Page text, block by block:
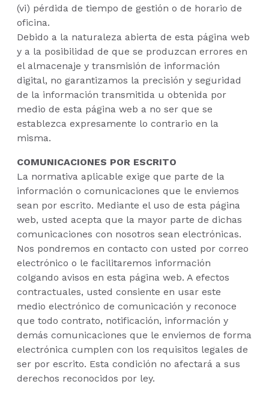
(vi) pérdida de tiempo de gestión o de horario de
oficina.
Debido a la naturaleza abierta de esta página web
y a la posibilidad de que se produzcan errores en
el almacenaje y transmisión de información
digital, no garantizamos la precisión y seguridad
de la información transmitida u obtenida por
medio de esta página web a no ser que se
establezca expresamente lo contrario en la
misma.
COMUNICACIONES POR ESCRITO
La normativa aplicable exige que parte de la
información o comunicaciones que le enviemos
sean por escrito. Mediante el uso de esta página
web, usted acepta que la mayor parte de dichas
comunicaciones con nosotros sean electrónicas.
Nos pondremos en contacto con usted por correo
electrónico o le facilitaremos información
colgando avisos en esta página web. A efectos
contractuales, usted consiente en usar este
medio electrónico de comunicación y reconoce
que todo contrato, notificación, información y
demás comunicaciones que le enviemos de forma
electrónica cumplen con los requisitos legales de
ser por escrito. Esta condición no afectará a sus
derechos reconocidos por ley.